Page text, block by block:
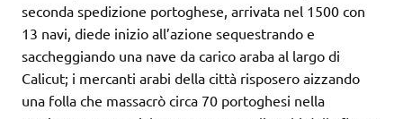
seconda spedizione portoghese, arrivata nel 1500 con
13 navi, diede inizio all’azione sequestrando e
saccheggiando una nave da carico araba al largo di
Calicut; i mercanti arabi della città risposero aizzando
una folla che massacrò circa 70 portoghesi nella